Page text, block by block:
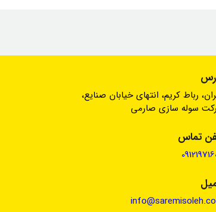
رباط کریم، انتهای خیابان صنایع،
سوله سازی صارمی
تماس